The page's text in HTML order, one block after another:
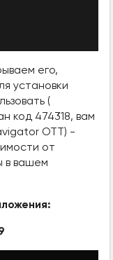
его,
установки
(
код 474318, вам
OTT) -
от
в вашем